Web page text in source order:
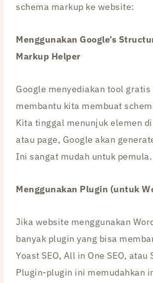
schema markup ke website:
Menggunakan Google’s
Markup Helper
Google menyediakan tool gratis
membantu kita membuat
Kita tinggal menunjuk elemen
atau page, Google akan
Ini sangat mudah untuk pemula.
Menggunakan Plugin (untuk
Jika website menggunakan
banyak plugin yang bisa
Yoast SEO, All in One SEO, atau
Plugin-plugin ini memudahkan